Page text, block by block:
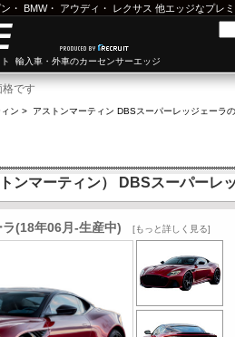
・ BMW・ アウディ ・ レクサス 他エッジなプレ
輸入車・外車のカーセンサーエッジ
格です
ン > アストンマーティン DBSスーパーレッジェーラ
ンマーティン） DBSスーパーレ
(18年06月-生産中) [もっと詳しく見る]